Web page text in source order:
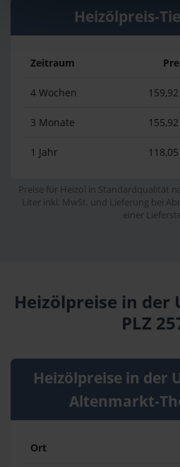
Heizölpreis-
Zeitraum
4 Wochen
3 Monate
1 Jahr
Preise für Heizöl in Standardqualität
Liter inkl. MwSt. und Lieferung bei
einer
Heizölpreise in der
PLZ
Heizölpreise in der
Altenmarkt-
Ort